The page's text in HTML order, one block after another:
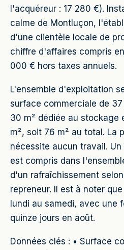
l'acquéreur : 17 280 €).
calme de Montluçon,
d'une clientèle locale de
chiffre d'affaires compris
000 € hors taxes annuels.
L'ensemble d'exploitation
surface commerciale de
30 m² dédiée au stockage
m², soit 76 m² au total. La
nécessite aucun travail.
est compris dans
d'un rafraîchissement
repreneur. Il est à noter
lundi au samedi, avec une
quinze jours en août.
Données clés : • Surface